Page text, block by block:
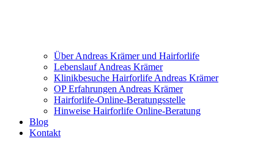
Über Andreas Krämer und Hairforlife
Lebenslauf Andreas Krämer
Klinikbesuche Hairforlife Andreas Krämer
OP Erfahrungen Andreas Krämer
Hairforlife-Online-Beratungsstelle
Hinweise Hairforlife Online-Beratung
Blog
Kontakt